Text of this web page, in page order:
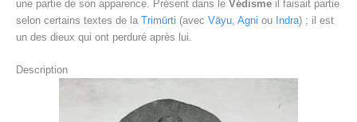
une partie de son apparence. Présent dans le Védisme il faisait partie
selon certains textes de la Trimūrti (avec Vāyu Agni ou Indra) ; il est
un des dieux qui ont perduré après lui.
Description